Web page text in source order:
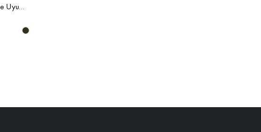
Barbour Polar Betty İçlik-Yelek - Beadnell Ceketler İle Uyumludur